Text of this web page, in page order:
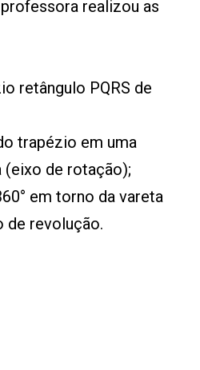
realizou as
retângulo PQRS de
trapézio em uma
(eixo de rotação);
em torno da vareta
de revolução.